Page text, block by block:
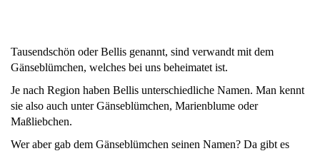
Tausendschön oder Bellis genannt, sind verwandt mit dem
Gänseblümchen, welches bei uns beheimatet ist.
Je nach Region haben Bellis unterschiedliche Namen. Man kennt
sie also auch unter Gänseblümchen, Marienblume oder
Maßliebchen.
Wer aber gab dem Gänseblümchen seinen Namen? Da gibt es